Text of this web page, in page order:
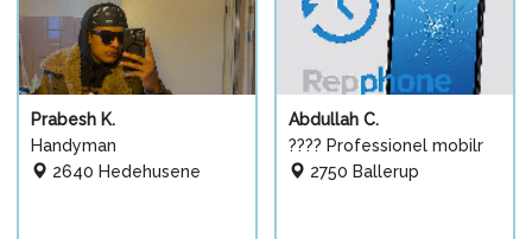
Prabesh K.
Handyman
2640 Hedehusene
Abdullah C.
???? Professionel mobilr
2750 Ballerup